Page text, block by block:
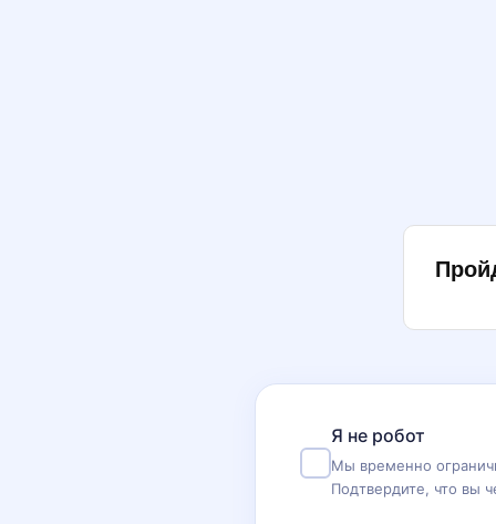
Я не робот
Мы временно
Подтвердите, что вы